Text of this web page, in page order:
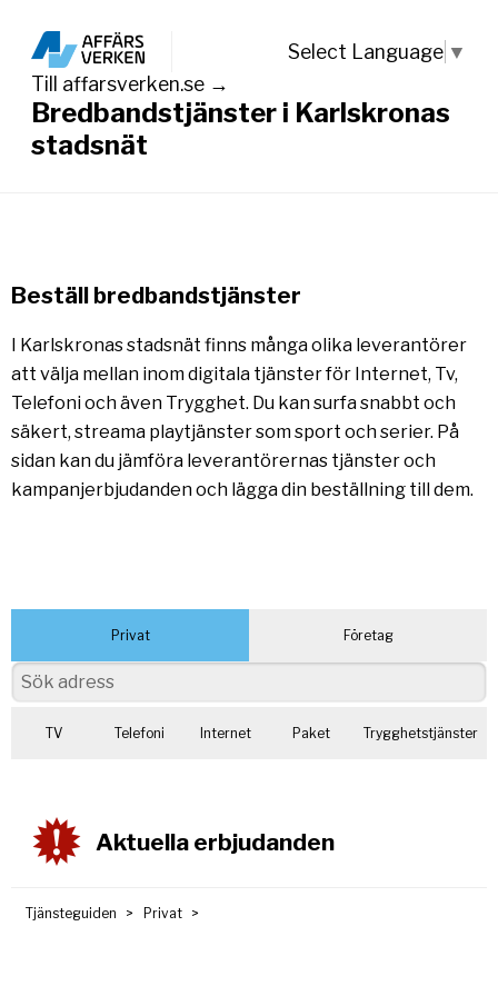
Bredbandstjänster i Karlskronas
stadsnät
Select Language ▼
Till affarsverken.se →
Beställ bredbandstjänster
I Karlskronas stadsnät finns många olika leverantörer
att välja mellan inom digitala tjänster för Internet, Tv,
Telefoni och även Trygghet. Du kan surfa snabbt och
säkert, streama playtjänster som sport och serier. På
sidan kan du jämföra leverantörernas tjänster och
kampanjerbjudanden och lägga din beställning till dem.
Privat Företag
TV Telefoni Internet Paket Trygghetstjänster
Aktuella erbjudanden
Tjänsteguiden Privat